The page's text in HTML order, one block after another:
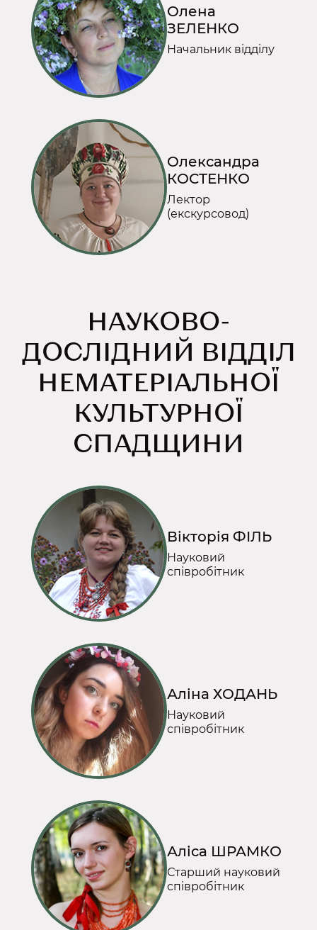
Олена
ЗЕЛЕНКО
Начальник відділу
Олександра
КОСТЕНКО
Лектор
(екскурсовод)
НАУКОВО-
ДОСЛІДНИЙ ВІДДІЛ
НЕМАТЕРІАЛЬНОЇ
КУЛЬТУРНОЇ
СПАДЩИНИ
Вікторія ФІЛЬ
Науковий
співробітник
Аліна ХОДАНЬ
Науковий
співробітник
Аліса ШРАМКО
Старший науковий
співробітник